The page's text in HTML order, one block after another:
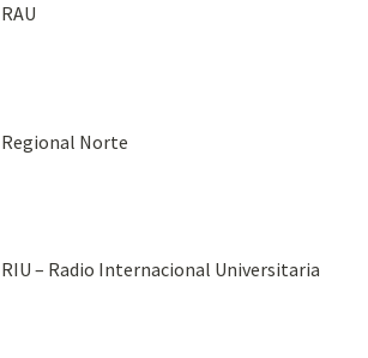
RAU
Regional Norte
RIU – Radio Internacional Universitaria